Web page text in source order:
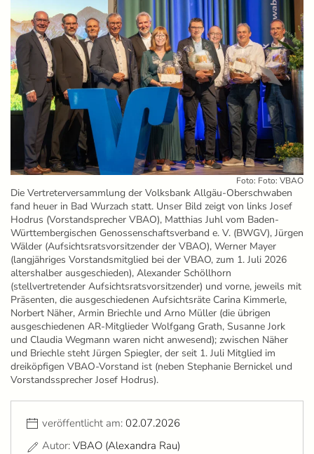
Foto: Foto: VBAO
Die Vertreterversammlung der Volksbank Allgäu-Oberschwaben
fand heuer in Bad Wurzach statt. Unser Bild zeigt von links Josef
Hodrus (Vorstandsprecher VBAO), Matthias Juhl vom Baden-
Württembergischen Genossenschaftsverband e. V. (BWGV), Jürgen
Wälder (Aufsichtsratsvorsitzender der VBAO), Werner Mayer
(langjähriges Vorstandsmitglied bei der VBAO, zum 1. Juli 2026
altershalber ausgeschieden), Alexander Schöllhorn
(stellvertretender Aufsichtsratsvorsitzender) und vorne, jeweils mit
Präsenten, die ausgeschiedenen Aufsichtsräte Carina Kimmerle,
Norbert Näher, Armin Briechle und Arno Müller (die übrigen
ausgeschiedenen AR-Mitglieder Wolfgang Grath, Susanne Jork
und Claudia Wegmann waren nicht anwesend); zwischen Näher
und Briechle steht Jürgen Spiegler, der seit 1. Juli Mitglied im
dreiköpfigen VBAO-Vorstand ist (neben Stephanie Bernickel und
Vorstandssprecher Josef Hodrus).
veröffentlicht am: 02.07.2026
Autor: VBAO (Alexandra Rau)